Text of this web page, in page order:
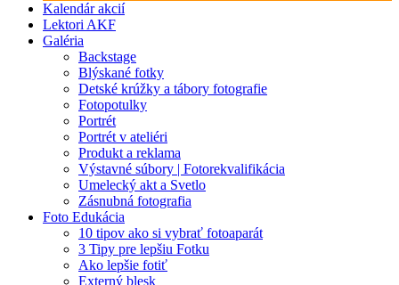
Kalendár akcií
Lektori AKF
Galéria
Backstage
Blýskané fotky
Detské krúžky a tábory fotografie
Fotopotulky
Portrét
Portrét v ateliéri
Produkt a reklama
Výstavné súbory | Fotorekvalifikácia
Umelecký akt a Svetlo
Zásnubná fotografia
Foto Edukácia
10 tipov ako si vybrať fotoaparát
3 Tipy pre lepšiu Fotku
Ako lepšie fotiť
Externý blesk